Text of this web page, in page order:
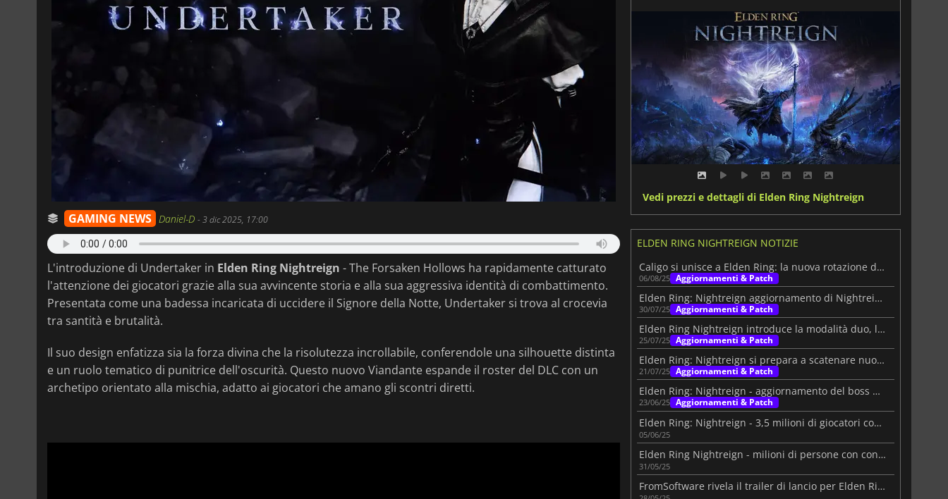
GAMING NEWS Daniel-D -3 dic 2025, 17:00
L'introduzione di Undertaker in Elden Ring Nightreign - The Forsaken Hollows ha rapidamente catturato
l'attenzione dei giocatori grazie alla sua avvincente storia e alla sua aggressiva identità di combattimento.
Presentata come una badessa incaricata di uccidere il Signore della Notte, Undertaker si trova al crocevia
tra santità e brutalità.
Il suo design enfatizza sia la forza divina che la risolutezza incrollabile, conferendole una silhouette distinta
e un ruolo tematico di punitrice dell'oscurità. Questo nuovo Viandante espande il roster del DLC con un
archetipo orientato alla mischia, adatto ai giocatori che amano gli scontri diretti.
Vedi prezzi e dettagli di Elden Ring Nightreign
ELDEN RING NIGHTREIGN NOTIZIE
Caligo si unisce a Elden Ring: la nuova rotazione dei boss di Nightreign
06/08/25 Aggiornamenti & Patch
Elden Ring: Nightreign aggiornamento di Nightreign posticipato
30/07/25 Aggiornamenti & Patch
Elden Ring Nightreign introduce la modalità duo, lancio il 30 luglio
25/07/25 Aggiornamenti & Patch
Elden Ring: Nightreign si prepara a scatenare nuovi boss il 31 luglio
21/07/25 Aggiornamenti & Patch
Elden Ring: Nightreign - aggiornamento del boss porta tanti giocatori
23/06/25 Aggiornamenti & Patch
Elden Ring: Nightreign - 3,5 milioni di giocatori con un grande reveal
05/06/25
Elden Ring Nightreign - milioni di persone con contrastanti opinioni
31/05/25
FromSoftware rivela il trailer di lancio per Elden Ring Nightreign